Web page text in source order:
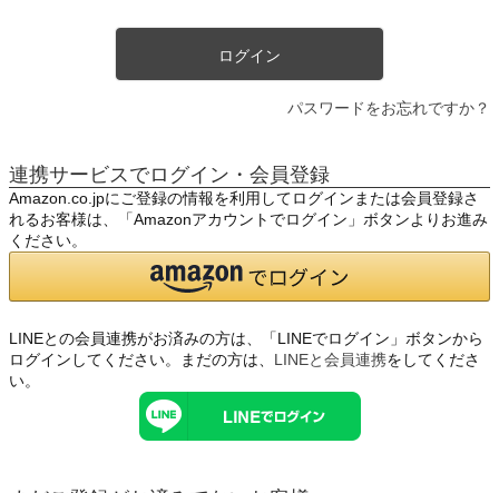
ログイン
パスワードをお忘れですか？
連携サービスでログイン・会員登録
Amazon.co.jpにご登録の情報を利用してログインまたは会員登録さ
れるお客様は、「Amazonアカウントでログイン」ボタンよりお進み
ください。
LINEとの会員連携がお済みの方は、「LINEでログイン」ボタンから
ログインしてください。まだの方は、 LINEと会員連携をしてくださ
い。